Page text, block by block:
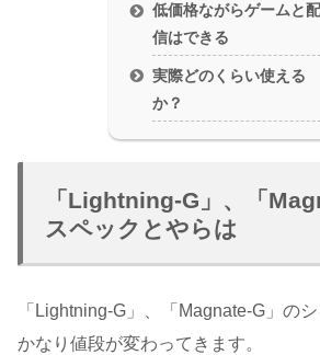
低価格ながらゲームと
信はできる
実際どのくらい使える
か？
「Lightning-G」、「
スペックとやらは
「Lightning-G」、「Magnate-G」の
かなり値段が変わってきます。